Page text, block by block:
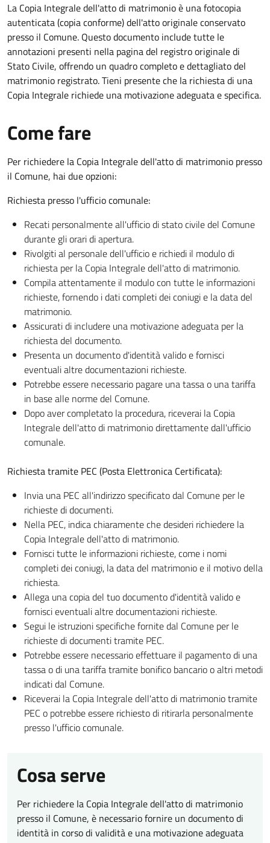
La Copia Integrale dell'atto di matrimonio è una fotocopia
autenticata (copia conforme) dell'atto originale conservato
presso il Comune. Questo documento include tutte le
annotazioni presenti nella pagina del registro originale di
Stato Civile, offrendo un quadro completo e dettagliato del
matrimonio registrato. Tieni presente che la richiesta di una
Copia Integrale richiede una motivazione adeguata e specifica.
Come fare
Per richiedere la Copia Integrale dell'atto di matrimonio presso
il Comune, hai due opzioni:
Richiesta presso l'ufficio comunale:
Recati personalmente all'ufficio di stato civile del Comune
durante gli orari di apertura.
Rivolgiti al personale dell'ufficio e richiedi il modulo di
richiesta per la Copia Integrale dell'atto di matrimonio.
Compila attentamente il modulo con tutte le informazioni
richieste, fornendo i dati completi dei coniugi e la data del
matrimonio.
Assicurati di includere una motivazione adeguata per la
richiesta del documento.
Presenta un documento d'identità valido e fornisci
eventuali altre documentazioni richieste.
Potrebbe essere necessario pagare una tassa o una tariffa
in base alle norme del Comune.
Dopo aver completato la procedura, riceverai la Copia
Integrale dell'atto di matrimonio direttamente dall'ufficio
comunale.
Richiesta tramite PEC (Posta Elettronica Certificata):
Invia una PEC all'indirizzo specificato dal Comune per le
richieste di documenti.
Nella PEC, indica chiaramente che desideri richiedere la
Copia Integrale dell'atto di matrimonio.
Fornisci tutte le informazioni richieste, come i nomi
completi dei coniugi, la data del matrimonio e il motivo della
richiesta.
Allega una copia del tuo documento d'identità valido e
fornisci eventuali altre documentazioni richieste.
Segui le istruzioni specifiche fornite dal Comune per le
richieste di documenti tramite PEC.
Potrebbe essere necessario effettuare il pagamento di una
tassa o di una tariffa tramite bonifico bancario o altri metodi
indicati dal Comune.
Riceverai la Copia Integrale dell'atto di matrimonio tramite
PEC o potrebbe essere richiesto di ritirarla personalmente
presso l'ufficio comunale.
Cosa serve
Per richiedere la Copia Integrale dell'atto di matrimonio
presso il Comune, è necessario fornire un documento di
identità in corso di validità e una motivazione adeguata